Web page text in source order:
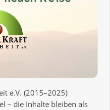
e.V. (2015–2025)
– die Inhalte bleiben als